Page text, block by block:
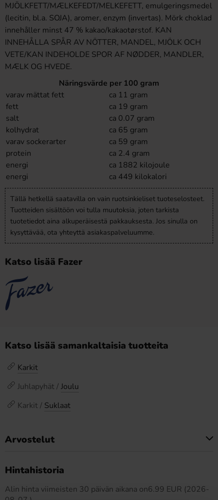
MJÖLKFETT/MÆLKEFEDT/MELKEFETT, emulgeringsmedel
(lecitin, bl.a. SOJA), aromer, enzym (invertas). Mörk choklad
innehåller minst 47 % kakao/kakaotørstof. KAN
INNEHÅLLA SPÅR AV NÖTTER, MANDEL, MJÖLK OCH
VETE/KAN INDEHOLDE SPOR AF NØDDER, MANDLER,
MÆLK OG HVEDE.
Näringsvärde per 100 gram
varav mättat fett
ca 11 gram
fett
ca 19 gram
salt
ca 0.07 gram
kolhydrat
ca 65 gram
varav sockerarter
ca 59 gram
protein
ca 2.4 gram
energi
ca 1882 kilojoule
energi
ca 449 kilokalori
Tällä hetkellä saatavilla on vain ruotsinkieliset tuoteselosteet.
Tuotteiden sisältöön voi tulla muutoksia, joten tarkista
tuotetiedot aina alkuperäisestä pakkauksesta. Jos sinulla on
kysyttävää, ota yhteyttä asiakaspalveluumme.
Katso lisää Fazer
Katso lisää samankaltaisia tuotteita
Karkit
Juhlapyhät / Joulu
Karkit / Suklaat
Arvostelut
Hintahistoria
Alin hinta viimeisten 30 päivän aikana on6.99 EUR (2026-